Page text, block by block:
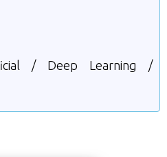
/ Deep Learning /